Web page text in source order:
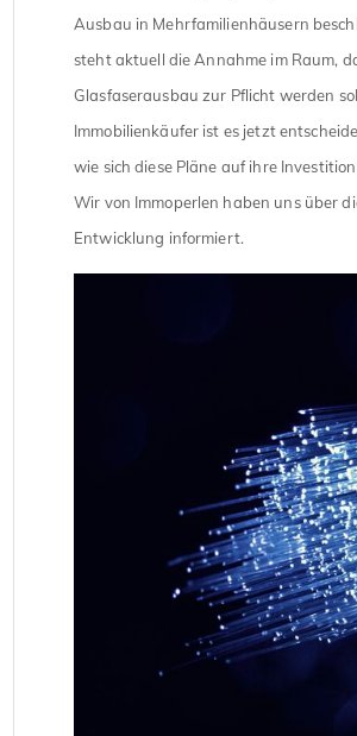
Ausbau in Mehrfamilienhäusern
steht aktuell die Annahme im Raum,
Glasfaserausbau zur Pflicht werden
Immobilienkäufer ist es jetzt
wie sich diese Pläne auf ihre
Wir von Immoperlen haben uns über
Entwicklung informiert.